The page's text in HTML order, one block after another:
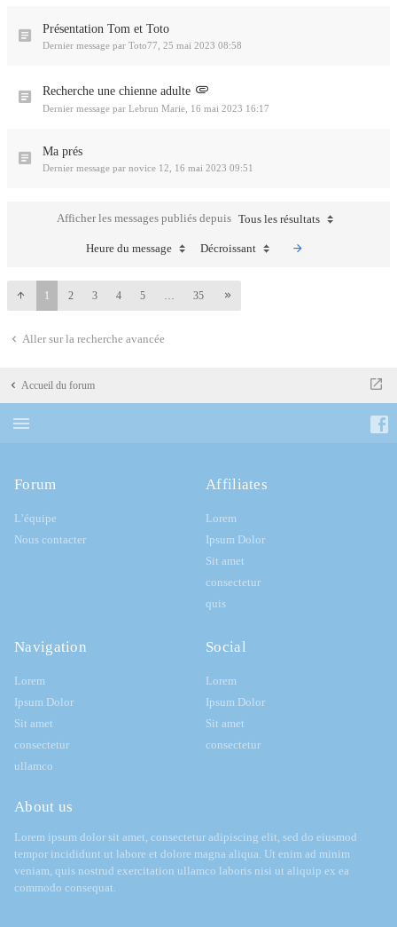
Présentation Tom et Toto
Dernier message par Toto77 25 mai 2023 08:58
Recherche une chienne adulte
Dernier message par Lebrun Marie 16 mai 2023 16:17
Ma prés
Dernier message par novice 12 16 mai 2023 09:51
Afficher les messages publiés depuis Tous les résultats
Heure du message Décroissant
1 2 3 4 5 … 35
Aller sur la recherche avancée
Accueil du forum
Forum
L’équipe
Nous contacter
Affiliates
Lorem
Ipsum Dolor
Sit amet
consectetur
quis
Navigation
Lorem
Ipsum Dolor
Sit amet
consectetur
ullamco
Social
Lorem
Ipsum Dolor
Sit amet
consectetur
About us
Lorem ipsum dolor sit amet, consectetur adipiscing elit, sed do eiusmod
tempor incididunt ut labore et dolore magna aliqua. Ut enim ad minim
veniam, quis nostrud exercitation ullamco laboris nisi ut aliquip ex ea
commodo consequat.